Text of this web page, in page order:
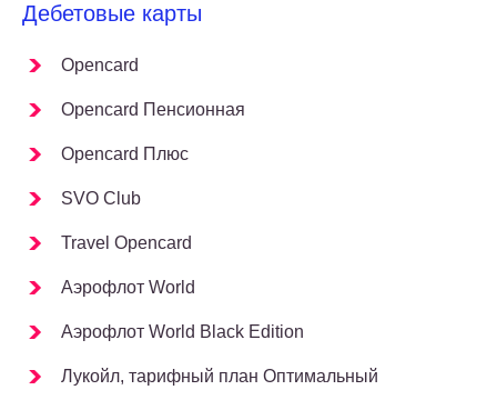
Дебетовые карты
Opencard
Opencard Пенсионная
Opencard Плюс
SVO Club
Travel Opencard
Аэрофлот World
Аэрофлот World Black Edition
Лукойл, тарифный план Оптимальный